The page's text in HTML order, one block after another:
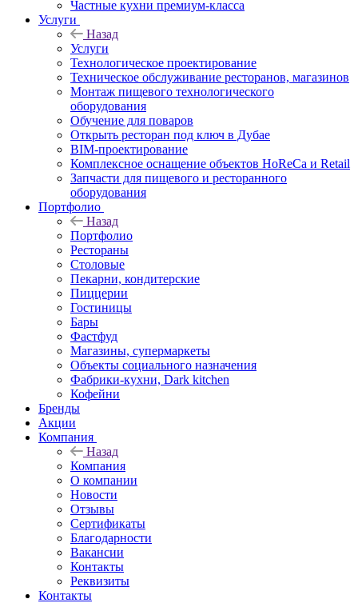
Частные кухни премиум-класса
Услуги
Назад
Услуги
Технологическое проектирование
Техническое обслуживание ресторанов, магазинов
Монтаж пищевого технологического
оборудования
Обучение для поваров
Открыть ресторан под ключ в Дубае
BIM-проектирование
Комплексное оснащение объектов HoReCa и Retail
Запчасти для пищевого и ресторанного
оборудования
Портфолио
Назад
Портфолио
Рестораны
Столовые
Пекарни, кондитерские
Пиццерии
Гостиницы
Бары
Фастфуд
Магазины, супермаркеты
Объекты социального назначения
Фабрики-кухни, Dark kitchen
Кофейни
Бренды
Акции
Компания
Назад
Компания
О компании
Новости
Отзывы
Сертификаты
Благодарности
Вакансии
Контакты
Реквизиты
Контакты